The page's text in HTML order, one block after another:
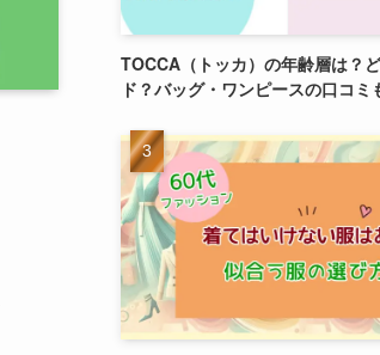
TOCCA（トッカ）の年齢層は？
ド？バッグ・ワンピースの口コミ